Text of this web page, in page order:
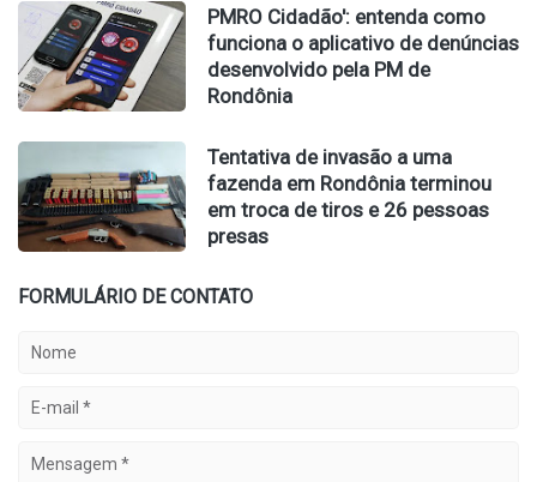
PMRO Cidadão': entenda como
funciona o aplicativo de denúncias
desenvolvido pela PM de
Rondônia
Tentativa de invasão a uma
fazenda em Rondônia terminou
em troca de tiros e 26 pessoas
presas
FORMULÁRIO DE CONTATO